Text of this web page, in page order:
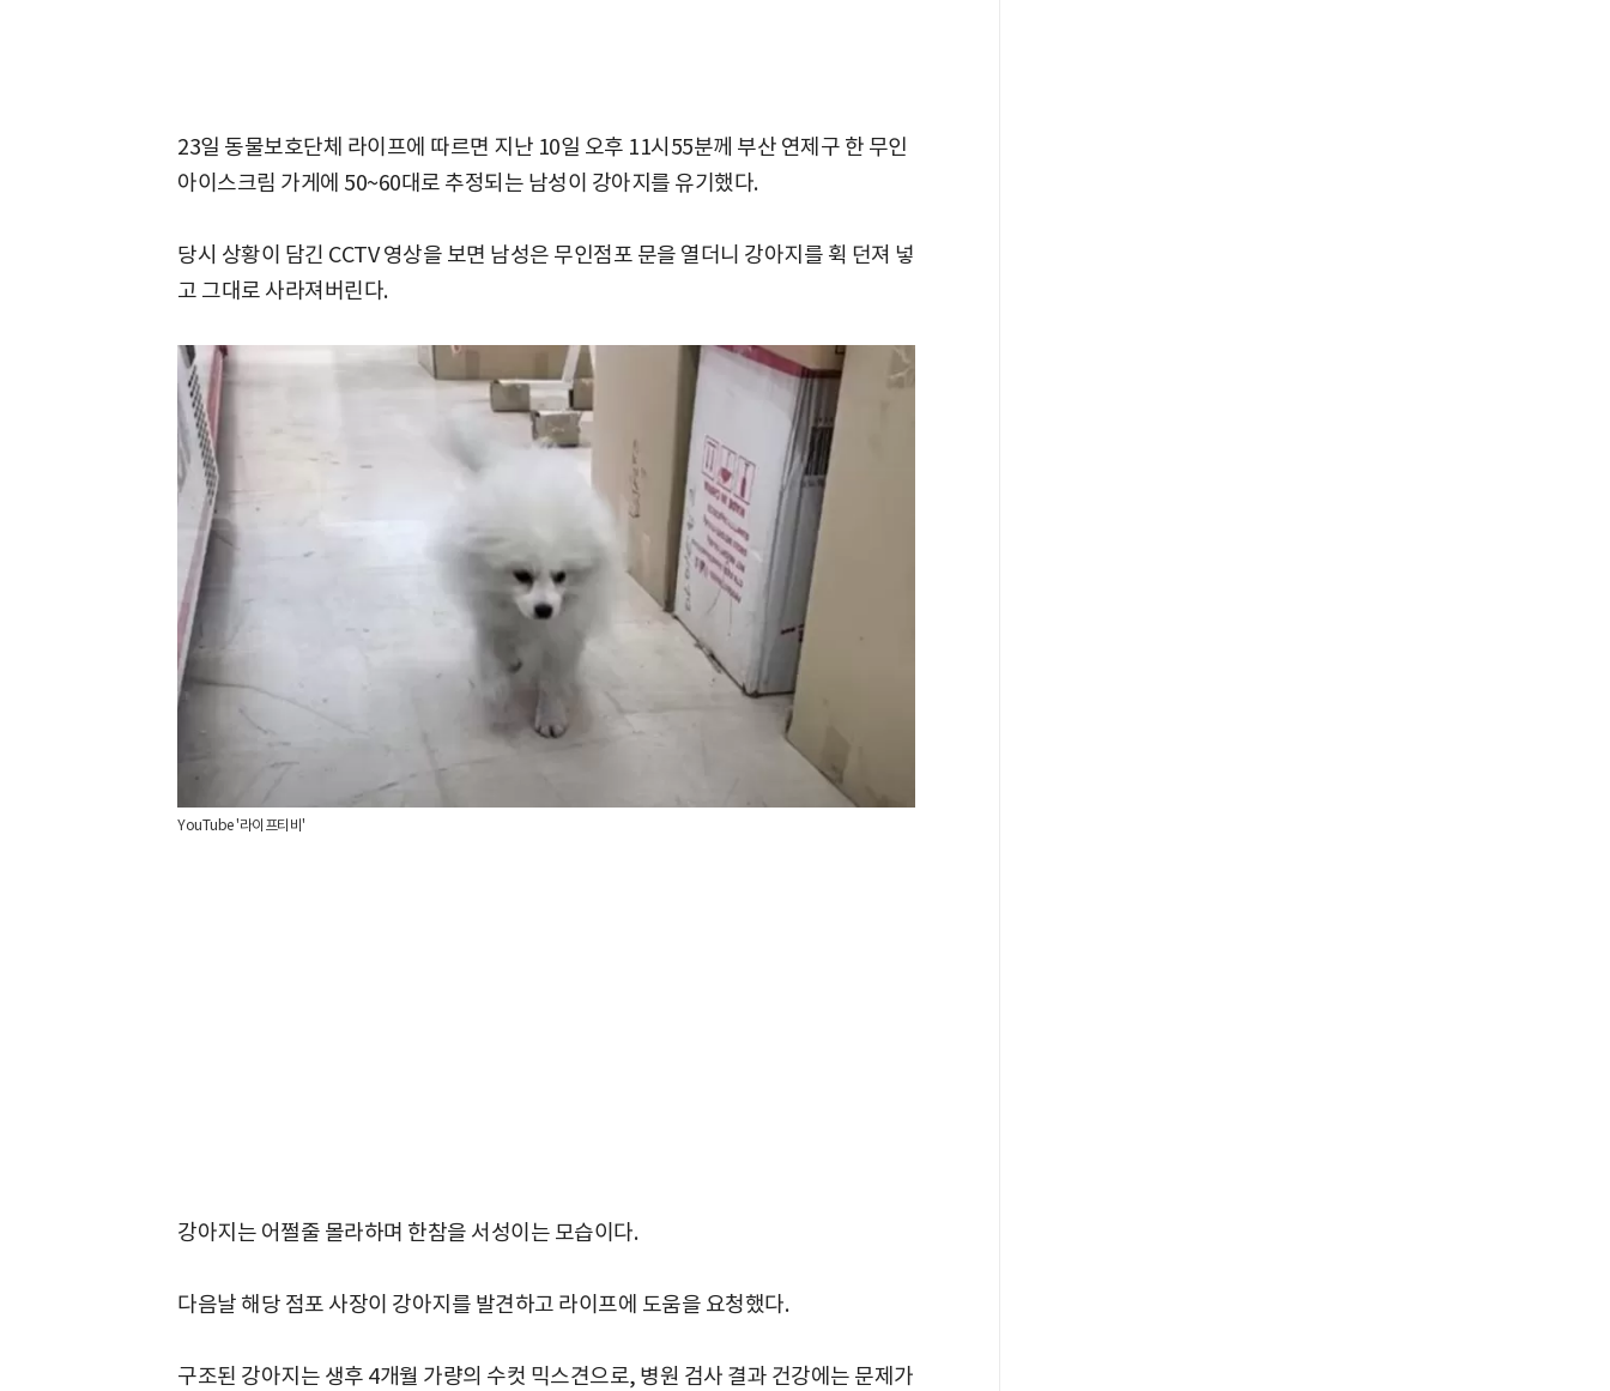
23일 동물보호단체 라이프에 따르면 지난 10일 오후 11시55분께 부산 연제구 한 무인
아이스크림 가게에 50~60대로 추정되는 남성이 강아지를 유기했다.
당시 상황이 담긴 CCTV 영상을 보면 남성은 무인점포 문을 열더니 강아지를 휙 던져 넣
고 그대로 사라져버린다.
YouTube '라이프티비'
강아지는 어쩔줄 몰라하며 한참을 서성이는 모습이다.
다음날 해당 점포 사장이 강아지를 발견하고 라이프에 도움을 요청했다.
구조된 강아지는 생후 4개월 가량의 수컷 믹스견으로, 병원 검사 결과 건강에는 문제가